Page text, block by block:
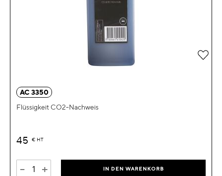
AC 3350
Flüssigkeit CO2-Nachweis
45 € HT
- + IN DEN WARENKORB
Zur